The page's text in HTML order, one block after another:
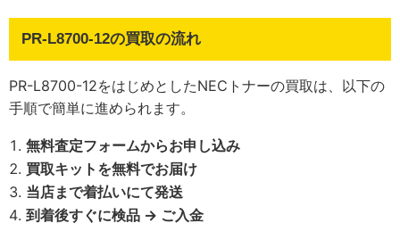
PR-L8700-12の買取の流れ
PR-L8700-12をはじめとしたNECトナーの買取は、以下の
手順で簡単に進められます。
無料査定フォームからお申し込み
買取キットを無料でお届け
当店まで着払いにて発送
到着後すぐに検品 → ご入金